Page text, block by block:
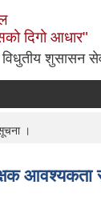
दिगो आधार"
विधुतीय शुसासन
।
आवश्यकता